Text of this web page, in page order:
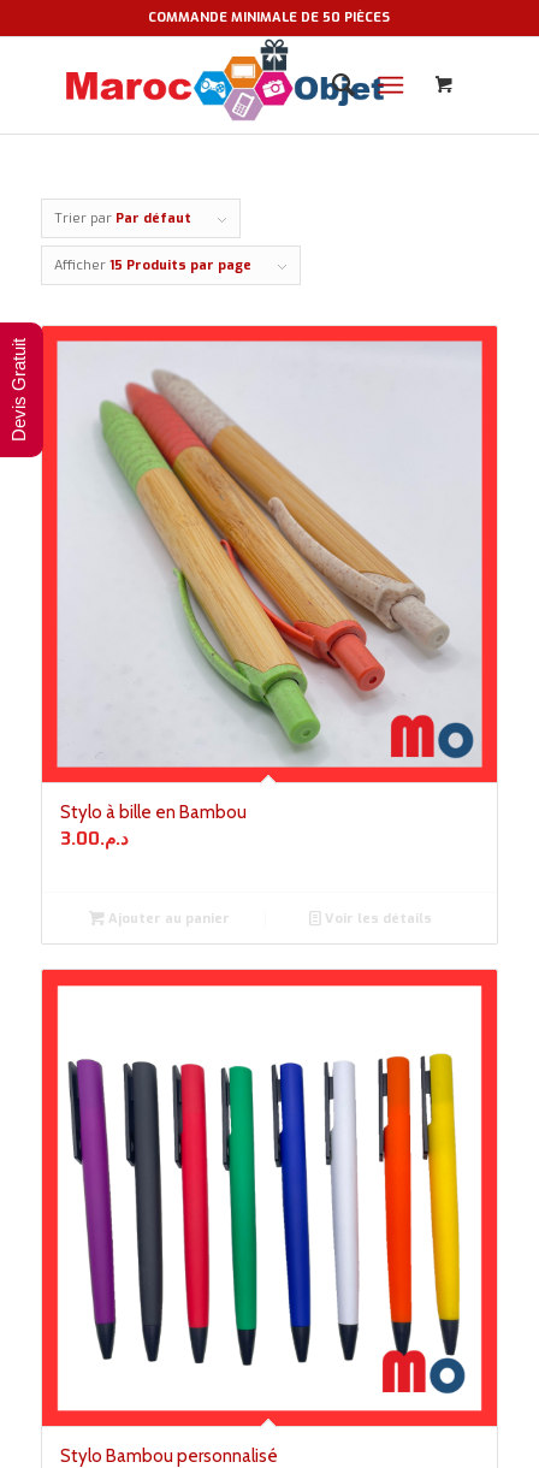
COMMANDE MINIMALE DE 50 PIÈCES
Trier par Par défaut
Afficher 15 Produits par page
Stylo à bille en Bambou
د.م.3.00
Ajouter au panier Voir les détails
Stylo Bambou personnalisé
Devis Gratuit